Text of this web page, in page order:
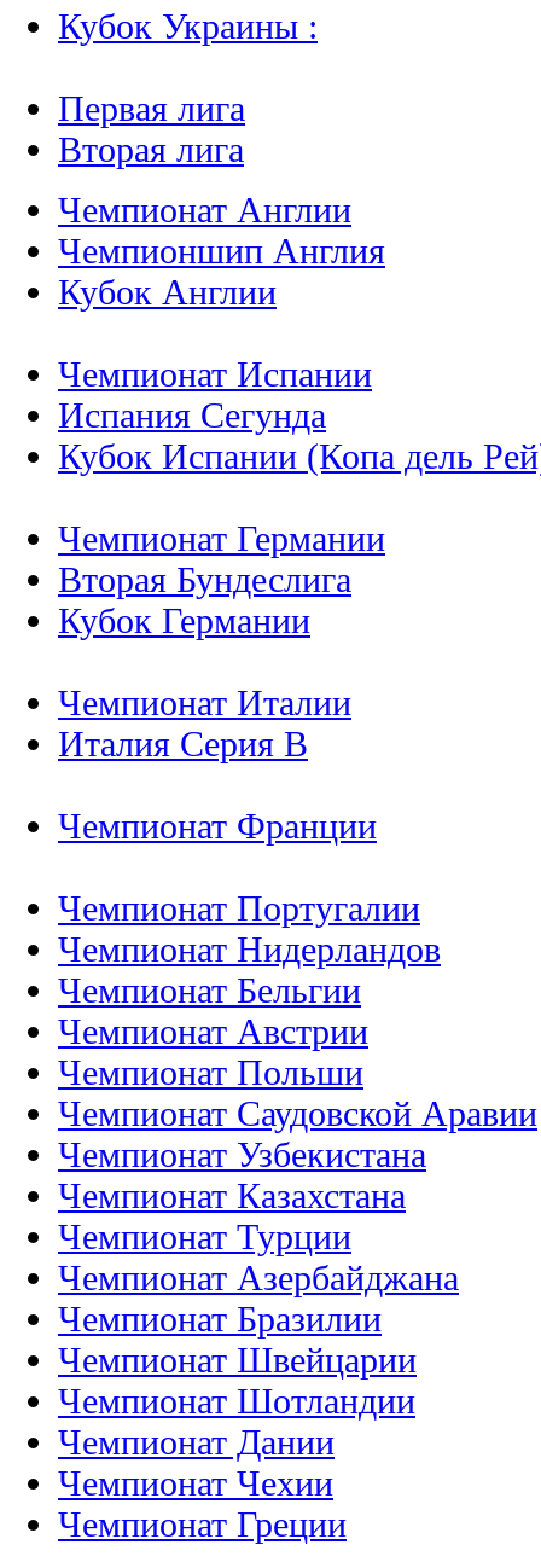
Кубок Украины :
Первая лига
Вторая лига
Чемпионат Англии
Чемпионшип Англия
Кубок Англии
Чемпионат Испании
Испания Сегунда
Кубок Испании (Копа дель
Чемпионат Германии
Вторая Бундеслига
Кубок Германии
Чемпионат Италии
Италия Серия B
Чемпионат Франции
Чемпионат Португалии
Чемпионат Нидерландов
Чемпионат Бельгии
Чемпионат Австрии
Чемпионат Польши
Чемпионат Саудовской Аравии
Чемпионат Узбекистана
Чемпионат Казахстана
Чемпионат Турции
Чемпионат Азербайджана
Чемпионат Бразилии
Чемпионат Швейцарии
Чемпионат Шотландии
Чемпионат Дании
Чемпионат Чехии
Чемпионат Греции